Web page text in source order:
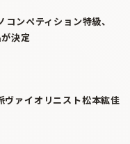
ンペティション特級、
決定
ヴァイオリニスト松本紘佳